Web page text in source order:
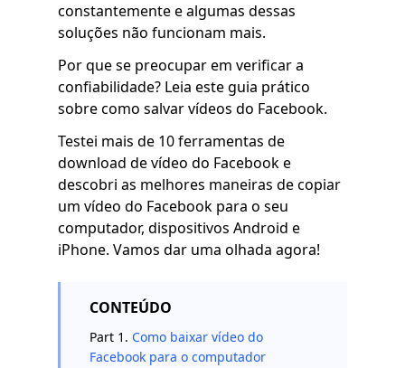
constantemente e algumas dessas
soluções não funcionam mais.
Por que se preocupar em verificar a
confiabilidade? Leia este guia prático
sobre como salvar vídeos do Facebook.
Testei mais de 10 ferramentas de
download de vídeo do Facebook e
descobri as melhores maneiras de copiar
um vídeo do Facebook para o seu
computador, dispositivos Android e
iPhone. Vamos dar uma olhada agora!
CONTEÚDO
Part 1. Como baixar vídeo do
Facebook para o computador